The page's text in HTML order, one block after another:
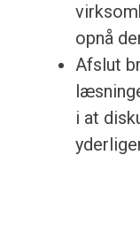
opnå
Afslut
i at